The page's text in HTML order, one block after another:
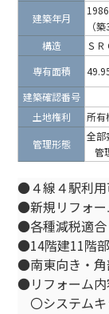
建築年月
（
構造 ＳＲ
専有面積
建築確認番号
土地権利
所有
管理形態
全部
管
●４線４駅利用
●新規リフォー
●各種減税適合
●14階建11階部
●南東向き・角
●リフォーム内
〇システム